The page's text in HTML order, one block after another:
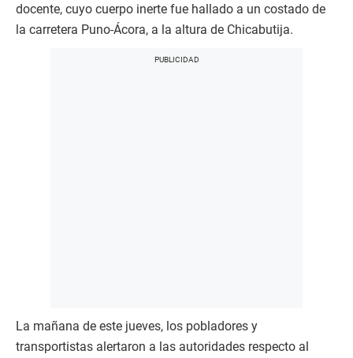
docente, cuyo cuerpo inerte fue hallado a un costado de
la carretera Puno-Ácora, a la altura de Chicabutija.
La mañana de este jueves, los pobladores y
transportistas alertaron a las autoridades respecto al